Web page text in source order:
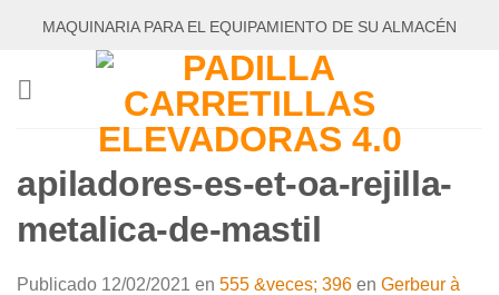
MAQUINARIA PARA EL EQUIPAMIENTO DE SU ALMACÉN
apiladores-es-et-oa-rejilla-
metalica-de-mastil
Publicado 12/02/2021 en 555 &veces; 396 en Gerbeur à